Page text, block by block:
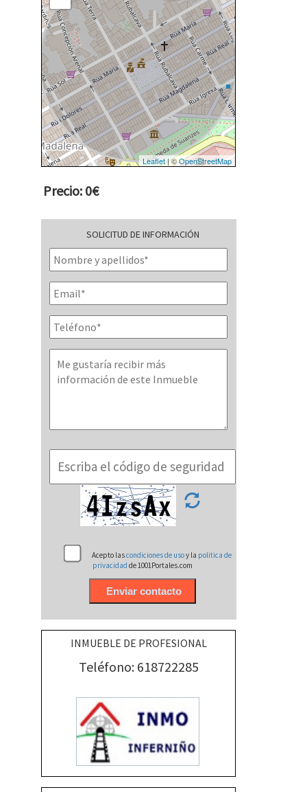
Leaflet| ©OpenStreetMap
Precio: 0€
SOLICITUD DE INFORMACIÓN
Acepto lascondiciones de usoy la politica de
privacidadde 1001Portales.com
INMUEBLE DE PROFESIONAL
Teléfono: 618722285